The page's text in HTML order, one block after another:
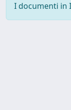
I documenti in